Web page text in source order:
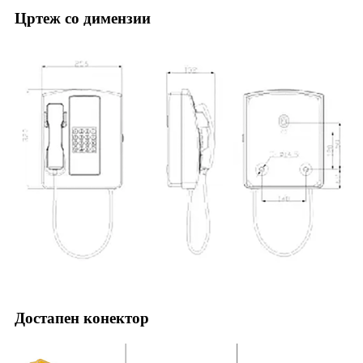
Цртеж со димензии
Достапен конектор